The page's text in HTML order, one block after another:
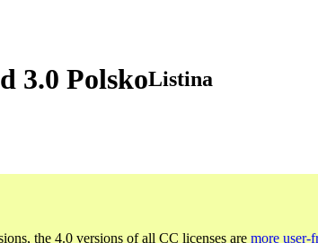
3.0 PolskoListina
the 4.0 versions of all CC licenses are more user-